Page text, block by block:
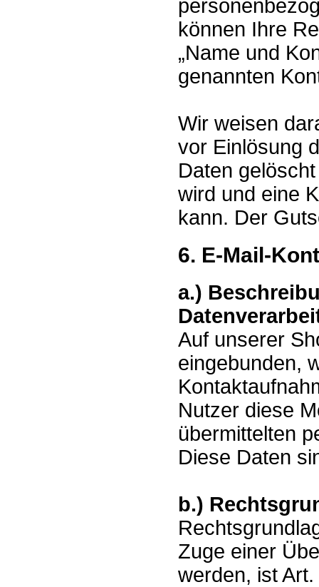
können Ihre
„Name und
genannten
Wir weisen
vor Einlösung
Daten
wird und eine
kann. Der
6. E-Mail-
a.)
Auf unserer
eingebunden,
Nutzer diese
übermittelten
Diese Daten
b.)
Zuge einer
werden, ist